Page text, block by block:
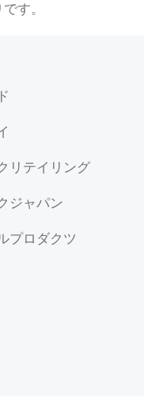
す。
リテイリング
ジャパン
プロダクツ